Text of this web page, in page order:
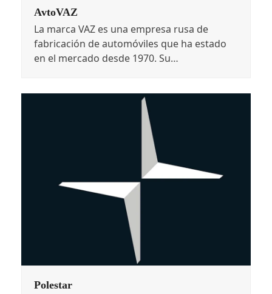
AvtoVAZ
La marca VAZ es una empresa rusa de
fabricación de automóviles que ha estado
en el mercado desde 1970. Su…
Polestar